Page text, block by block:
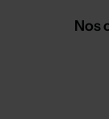
Nos